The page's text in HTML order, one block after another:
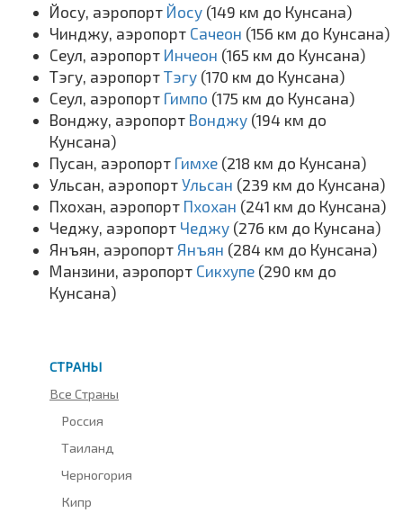
Йосу, аэропорт Йосу (149 км до Кунсана)
Чинджу, аэропорт Сачеон (156 км до Кунсана)
Сеул, аэропорт Инчеон (165 км до Кунсана)
Тэгу, аэропорт Тэгу (170 км до Кунсана)
Сеул, аэропорт Гимпо (175 км до Кунсана)
Вонджу, аэропорт Вонджу (194 км до
Кунсана)
Пусан, аэропорт Гимхе (218 км до Кунсана)
Ульсан, аэропорт Ульсан (239 км до Кунсана)
Пхохан, аэропорт Пхохан (241 км до Кунсана)
Чеджу, аэропорт Чеджу (276 км до Кунсана)
Янъян, аэропорт Янъян (284 км до Кунсана)
Манзини, аэропорт Сикхупе (290 км до
Кунсана)
СТРАНЫ
Все Страны
Россия
Таиланд
Черногория
Кипр